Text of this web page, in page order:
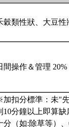
穀類性狀、大豆
間操作＆管理
扣分標準：未"
10分鐘以上即算
分（如:除草等）